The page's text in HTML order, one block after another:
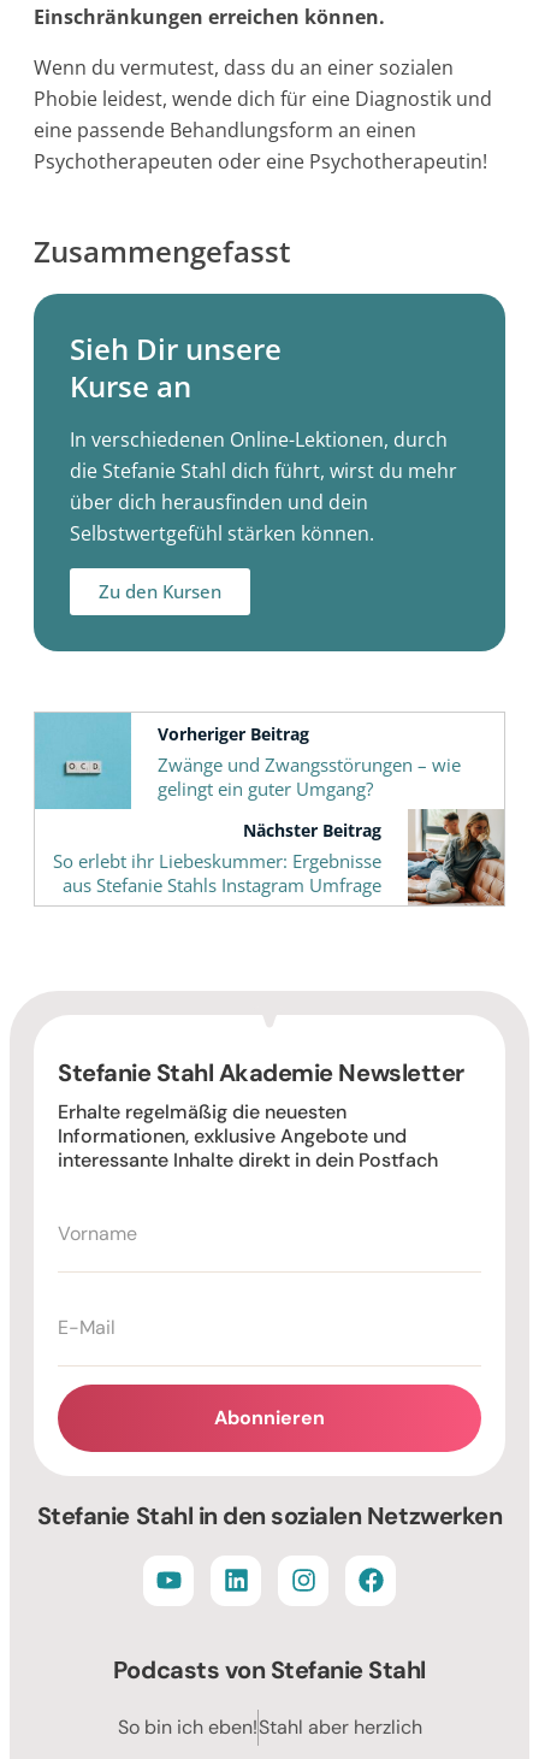
Einschränkungen erreichen können.
Wenn du vermutest, dass du an einer sozialen
Phobie leidest, wende dich für eine Diagnostik und
eine passende Behandlungsform an einen
Psychotherapeuten oder eine Psychotherapeutin!
Zusammengefasst
Sieh Dir unsere
Kurse an
In verschiedenen Online-Lektionen, durch
die Stefanie Stahl dich führt, wirst du mehr
über dich herausfinden und dein
Selbstwertgefühl stärken können.
Zu den Kursen
Vorheriger Beitrag
Zwänge und Zwangsstörungen – wie
gelingt ein guter Umgang?
Nächster Beitrag
So erlebt ihr Liebeskummer: Ergebnisse
aus Stefanie Stahls Instagram Umfrage
Stefanie Stahl Akademie Newsletter
Erhalte regelmäßig die neuesten
Informationen, exklusive Angebote und
interessante Inhalte direkt in dein Postfach
Abonnieren
Stefanie Stahl in den sozialen Netzwerken
Podcasts von Stefanie Stahl
So bin ich eben!Stahl aber herzlich